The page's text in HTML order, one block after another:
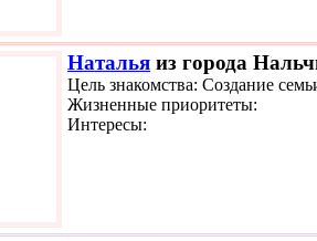
Наталья из города
Цель знакомства: Создание
Жизненные приоритеты:
Интересы: